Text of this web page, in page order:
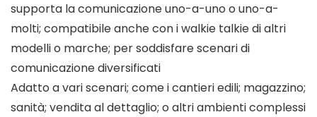
supporta la comunicazione uno-a-uno o uno-a-
molti; compatibile anche con i walkie talkie di altri
modelli o marche; per soddisfare scenari di
comunicazione diversificati
Adatto a vari scenari; come i cantieri edili; magazzino;
sanità; vendita al dettaglio; o altri ambienti complessi